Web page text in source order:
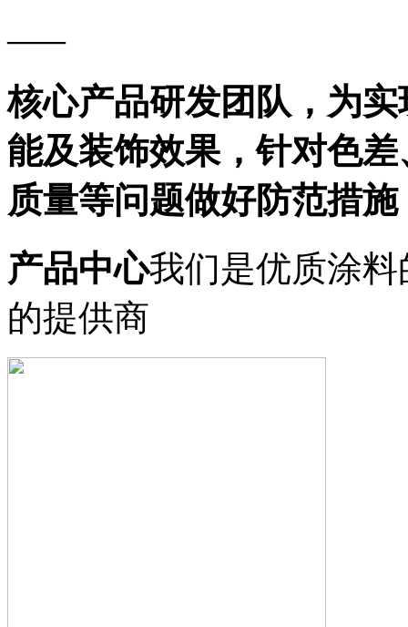
——
核心产品研发团队，为
能及装饰效果，针对色差
质量等问题做好防范措施
产品中心我们是优质涂
的提供商